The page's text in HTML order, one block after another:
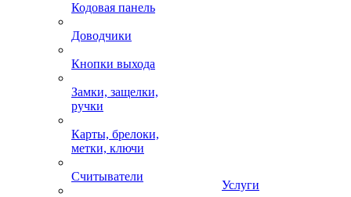
Кодовая панель
Доводчики
Кнопки выхода
Замки, защелки,
ручки
Карты, брелоки,
метки, ключи
Считыватели
Услуги